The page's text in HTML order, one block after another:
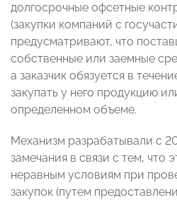
долгосрочные офсетные
(закупки компаний с
предусматривают, что
собственные или заемные
а заказчик обязуется в
закупать у него продукцию
определенном объеме.
Механизм разрабатывали с
замечания в связи с тем, что
неравным условиям при
закупок (путем